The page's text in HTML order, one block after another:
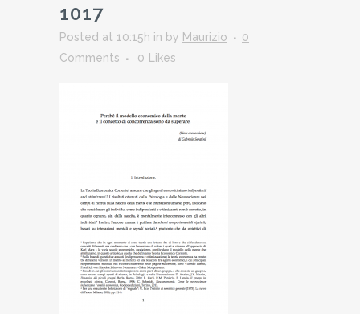
1017
Posted at 10:15h in by Maurizio
0
Comments
0 Likes